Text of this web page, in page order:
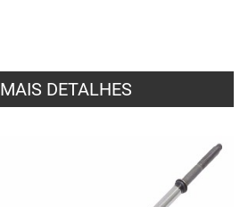
MAIS DETALHES